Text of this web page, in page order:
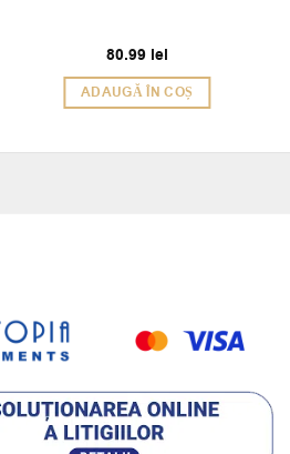
80.99 lei
ADAUGĂ ÎN COȘ